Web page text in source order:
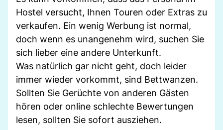
Hostel versucht, Ihnen Touren oder Extras zu
verkaufen. Ein wenig Werbung ist normal,
doch wenn es unangenehm wird, suchen Sie
sich lieber eine andere Unterkunft.
Was natürlich gar nicht geht, doch leider
immer wieder vorkommt, sind Bettwanzen.
Sollten Sie Gerüchte von anderen Gästen
hören oder online schlechte Bewertungen
lesen, sollten Sie sofort ausziehen.